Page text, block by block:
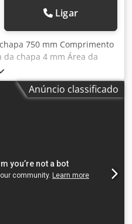
Ligar
750 mm Comprimento
da chapa 4 mm Área da
ciclos/min Diâmetro
Pressão de estampagem
total de potência
Anúncio classificado